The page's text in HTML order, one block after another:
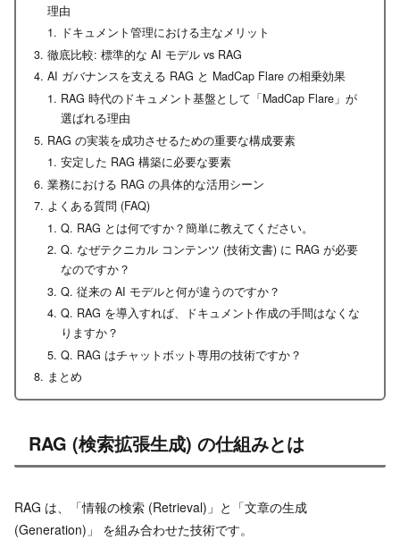
理由
ドキュメント管理における主なメリット
徹底比較: 標準的な AI モデル vs RAG
AI ガバナンスを支える RAG と MadCap Flare の相乗効果
RAG 時代のドキュメント基盤として「MadCap Flare」が
選ばれる理由
RAG の実装を成功させるための重要な構成要素
安定した RAG 構築に必要な要素
業務における RAG の具体的な活用シーン
よくある質問 (FAQ)
Q. RAG とは何ですか？簡単に教えてください。
Q. なぜテクニカル コンテンツ (技術文書) に RAG が必要
なのですか？
Q. 従来の AI モデルと何が違うのですか？
Q. RAG を導入すれば、ドキュメント作成の手間はなくな
りますか？
Q. RAG はチャットボット専用の技術ですか？
まとめ
RAG (検索拡張生成) の仕組みとは
RAG は、「情報の検索 (Retrieval)」と「文章の生成
(Generation)」 を組み合わせた技術です。